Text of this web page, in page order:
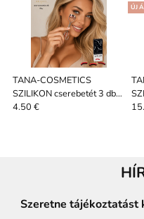
TANA-COSMETICS
SZILIKON cserebetét 3 db -
PIROS
4.50 €
3
ÚJ
Szeretne tájékoztatást